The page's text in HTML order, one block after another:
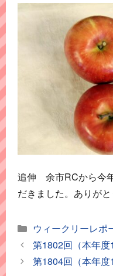
追伸 余市RCから今
だきました。ありがと
カ
テ
ゴ
リ
ウィークリーレポ
第1802回（本年度
第1804回（本年度